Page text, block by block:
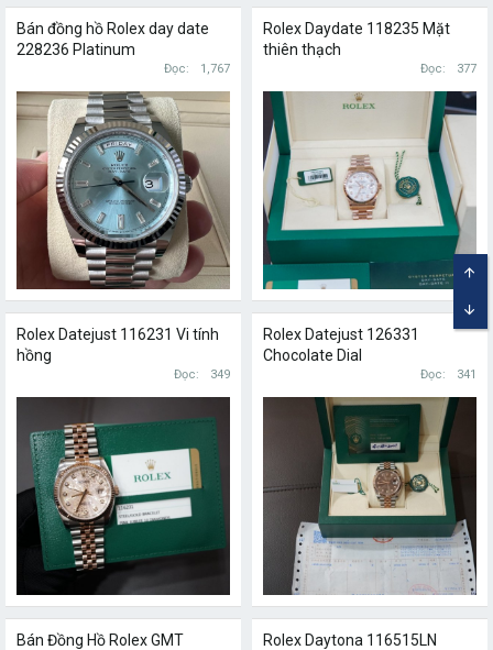
Bán đồng hồ Rolex day date
228236 Platinum
Đọc 1,767
Rolex Daydate 118235 Mặt
thiên thạch
Đọc 377
Rolex Datejust 116231 Vi tính
hồng
Đọc 349
Rolex Datejust 126331
Chocolate Dial
Đọc 341
Bán Đồng Hồ Rolex GMT
Rolex Daytona 116515LN
TOP